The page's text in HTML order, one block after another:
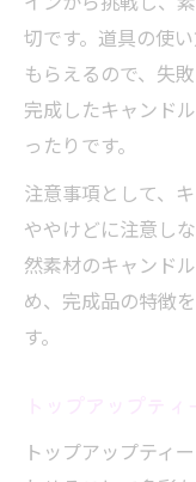
切です。道具の使
もらえるので、失
完成したキャンド
ったりです。
注意事項として、
ややけどに注意し
然素材のキャンド
め、完成品の特徴
す。
トップアップティ